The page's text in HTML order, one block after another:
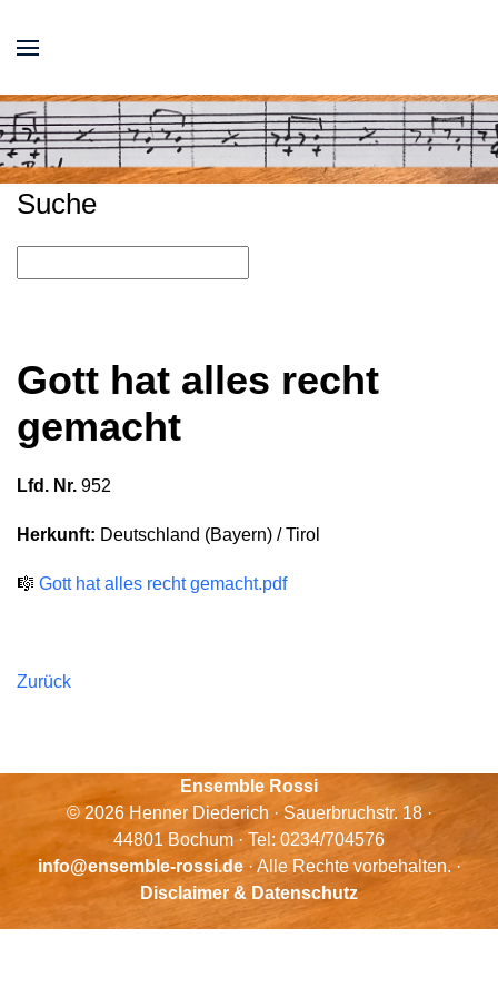
Suche
Gott hat alles recht
gemacht
Lfd. Nr. 952
Herkunft: Deutschland (Bayern) / Tirol
🎼 Gott hat alles recht gemacht.pdf
Zurück
Ensemble Rossi
© 2026 Henner Diederich · Sauerbruchstr. 18 ·
44801 Bochum · Tel: 0234/704576
info@ensemble-rossi.de· Alle Rechte vorbehalten. ·
Disclaimer & Datenschutz